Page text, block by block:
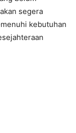
segera
kebutuhan